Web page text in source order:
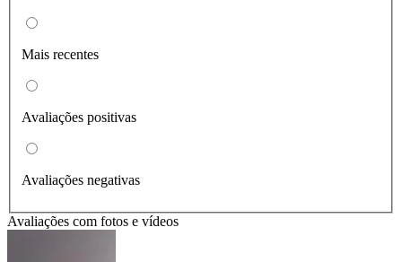
Mais recentes
Avaliações positivas
Avaliações negativas
Avaliações com fotos e vídeos